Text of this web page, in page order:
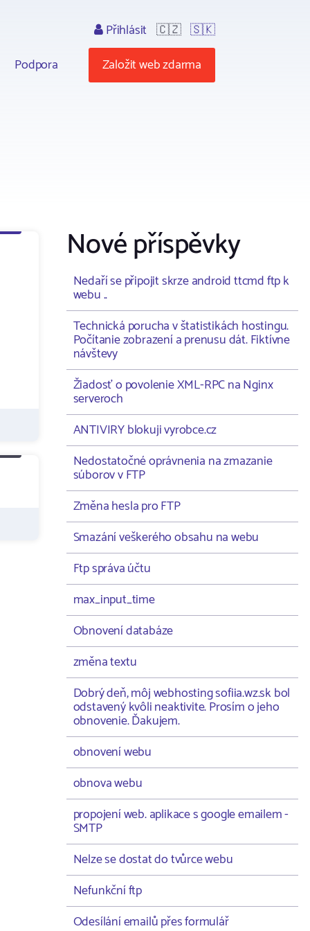
Podpora
Přihlásit 🇨🇿 🇸🇰
Založit web zdarma
Nové příspěvky
Nedaří se připojit skrze android ttcmd ftp k
webu ..
Technická porucha v štatistikách hostingu.
Počítanie zobrazení a prenusu dát. Fiktívne
návštevy
Žiadosť o povolenie XML-RPC na Nginx
serveroch
ANTIVIRY blokuji vyrobce.cz
Nedostatočné oprávnenia na zmazanie
súborov v FTP
Změna hesla pro FTP
Smazání veškerého obsahu na webu
Ftp správa účtu
max_input_time
Obnovení databáze
změna textu
Dobrý deň, môj webhosting sofiia.wz.sk bol
odstavený kvôli neaktivite. Prosím o jeho
obnovenie. Ďakujem.
obnovení webu
obnova webu
propojení web. aplikace s google emailem -
SMTP
Nelze se dostat do tvůrce webu
Nefunkční ftp
Odesílání emailů přes formulář